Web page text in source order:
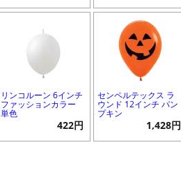
リンコルーン 6インチ
ファッションカラー
単色
422円
センペルテックス ラ
ウンド 12インチ パン
プキン
1,428円